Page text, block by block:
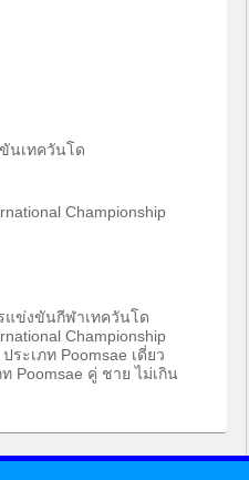
นเทควันโด
Championship
แข่งขันกีฬาเทควันโด
Championship
ระเภท Poomsae เดี่ยว
Poomsae คู่ ชาย ไม่เกิน